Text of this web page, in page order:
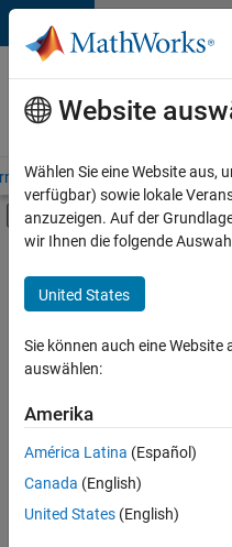
Weiter zum Inhalt
Karriere
bei
MathWorks
– Übersicht Stellensuche
Umschaltung für
Hauptinhalt
Commercial Sales
Education Sales
Human Resources
Legal
+3
Derzeit
es
keine
offenen
Stellen,
Website
Wählen Sie eine Website aus,
verfügbar) sowie lokale
anzuzeigen. Auf der
wir Ihnen die folgende
United States
Sie können auch eine
auswählen:
Amerika
América Latina (Español)
Canada (English)
United States (English)